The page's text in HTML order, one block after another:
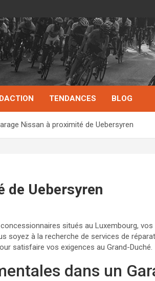
TENDANCES BLOG
Nissan à proximité de Uebersyren
de Uebersyren
situés au Luxembourg,
soyez à la recherche de services de
satisfaire vos exigences au Grand-Duché.
dans un